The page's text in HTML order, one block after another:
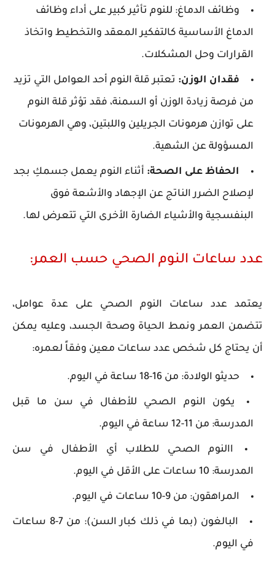
وظائف الدماغ: للنوم تأثير كبير على أداء وظائف
الدماغ الأساسية كالتفكير المعقد والتخطيط واتخاذ
القرارات وحل المشكلات.
فقدان الوزن: تعتبر قلة النوم أحد العوامل التي تزيد
من فرصة زيادة الوزن أو السمنة، فقد تؤثر قلة النوم
على توازن هرمونات الجريلين واللبتين، وهي الهرمونات
المسؤولة عن الشهية.
الحفاظ على الصحة: أثناء النوم يعمل جسمكِ بجد
لإصلاح الضرر الناتج عن الإجهاد والأشعة فوق
البنفسجية والأشياء الضارة الأخرى التي تتعرض لها.
عدد ساعات النوم الصحي حسب العمر:
يعتمد عدد ساعات النوم الصحي على عدة عوامل،
تتضمن العمر ونمط الحياة وصحة الجسد، وعليه يمكن
أن يحتاج كل شخص عدد ساعات معين وفقاً لعمره:
حديثو الولادة: من 16-18 ساعة في اليوم.
يكون النوم الصحي للأطفال في سن ما قبل
المدرسة: من 11-12 ساعة في اليوم.
االنوم الصحي للطلاب أي الأطفال في سن
المدرسة: 10 ساعات على الأقل في اليوم.
المراهقون: من 9-10 ساعات في اليوم.
البالغون (بما في ذلك كبار السن): من 7-8 ساعات
في اليوم.